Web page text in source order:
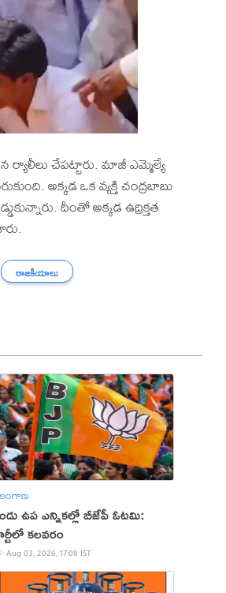
ర్యాలీలు చేపట్టారు. మాజీ ఎమ్మెల్యే
అక్కడ ఒక వ్యక్తి చంద్రబాబు
దీంతో అక్కడ ఉద్రిక్తత
రాజకీయాలు
ఉప ఎన్నికల్లో బీజేపీ ఓటమి:
కలవరం
Aug 03, 2026, 17:08 IST